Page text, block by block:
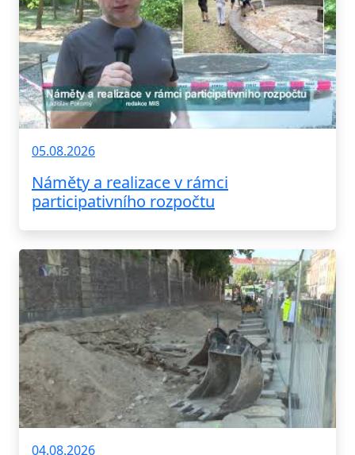
05.08.2026
Náměty a realizace v rámci
participativního rozpočtu
04.08.2026